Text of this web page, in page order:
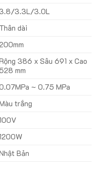
3.3L/3.0L
Thân dài
200mm
386 x Sâu 691 x Cao
528 mm
~ 0.75 MPa
trắng
100V
1200W
Bản